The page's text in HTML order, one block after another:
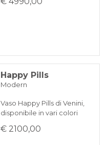
Happy Pills
Modern
Vaso Happy Pills di Venini,
disponibile in vari colori
€ 2100,00